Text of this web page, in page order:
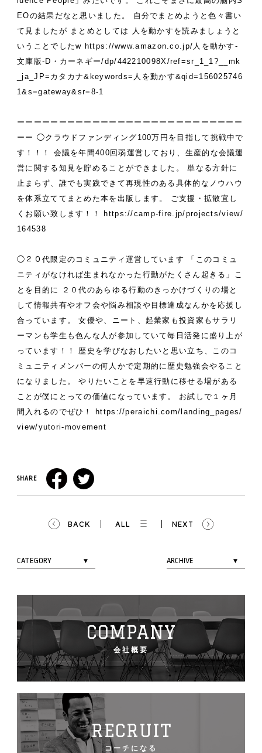
EOの結果だなと思いました。
自分でまとめようと色々書い
て見ましたが まとめとしては
人を動かすを読みましょうと
いうことでしたw https://www.amazon.co.jp/人を動かす-
文庫版-D・カーネギー/dp/442210098X/ref=sr_1_1?__mk
_ja_JP=カタカナ&keywords=人を動かす&qid=156025746
1&s=gateway&sr=8-1
ーーーーーーーーーーーーーーーーーーーーーーーーーーー
ーー ◯クラウドファンディング100万円を目指して挑戦中で
す！！！
会議を年間400回弱運営しており、生産的な会議運
営に関する知見を貯めることができました。
単なる方針に
止まらず、誰でも実践できて再現性のある具体的なノウハウ
を体系立ててまとめた本を出版します。
ご支援・拡散宜し
くお願い致します！！
https://camp-fire.jp/projects/view/
164538
◯２０代限定のコミュニティ運営しています
「このコミュ
ニティがなければ生まれなかった行動がたくさん起きる」こ
とを目的に
２０代のあらゆる行動のきっかけづくりの場と
して情報共有やオフ会や悩み相談や目標達成なんかを応援し
合っています。
女優や、ニート、起業家も投資家もサラリ
ーマンも学生も色んな人が参加していて毎日活発に盛り上が
っています！！
歴史を学びなおしたいと思い立ち、このコ
ミュニティメンバーの何人かで定期的に歴史勉強会やること
になりました。
やりたいことを早速行動に移せる場がある
ことが僕にとっての価値になっています。
お試しで１ヶ月
間入れるのでぜひ！
https://peraichi.com/landing_pages/
view/yutori-movement
SHARE
BACK ALL NEXT
COMPANY
会社概要
RECRUIT
コーチになる